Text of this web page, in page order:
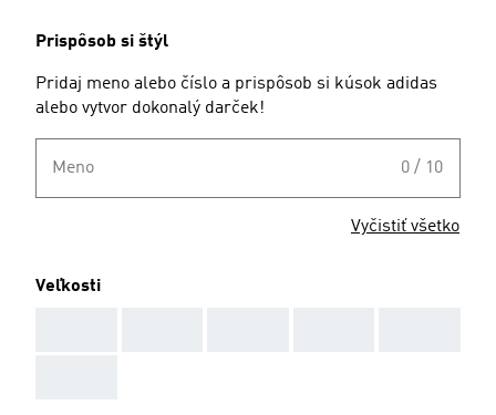
Prispôsob si štýl
Pridaj meno alebo číslo a prispôsob si kúsok adidas
alebo vytvor dokonalý darček!
Meno 0 / 10
Vyčistiť všetko
Veľkosti